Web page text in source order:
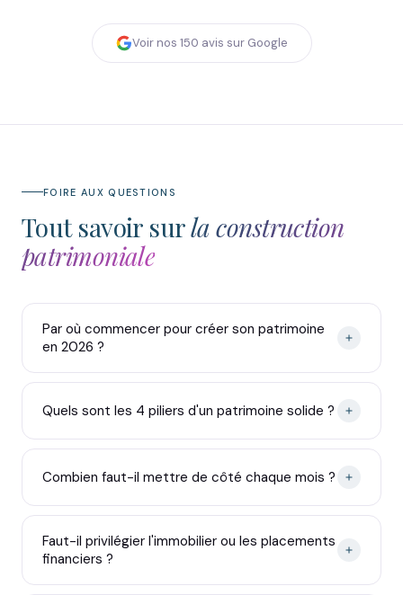
Voir nos 150 avis sur Google
FOIRE AUX QUESTIONS
Tout savoir surla construction
patrimoniale
Par où commencer pour créer son patrimoine
en 2026 ?
Quels sont les 4 piliers d'un patrimoine solide ?
Combien faut-il mettre de côté chaque mois ?
Faut-il privilégier l'immobilier ou les placements
financiers ?